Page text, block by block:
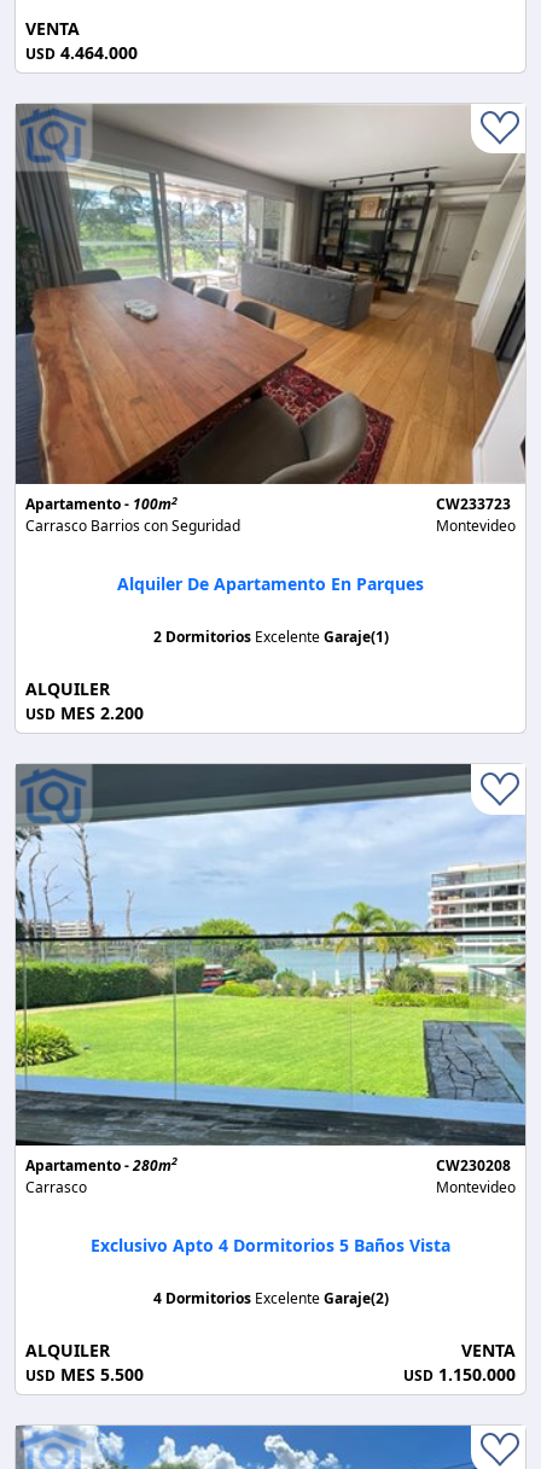
VENTA
USD 4.464.000
Apartamento - 100m2
Carrasco Barrios con Seguridad
CW233723
Montevideo
Alquiler De Apartamento En Parques
2 Dormitorios ExcelenteGaraje(1)
ALQUILER
USD MES 2.200
Apartamento -280m2
Carrasco
CW230208
Montevideo
Exclusivo Apto 4 Dormitorios 5 Baños Vista
4 Dormitorios ExcelenteGaraje(2)
ALQUILER
USD MES 5.500
VENTA
USD 1.150.000